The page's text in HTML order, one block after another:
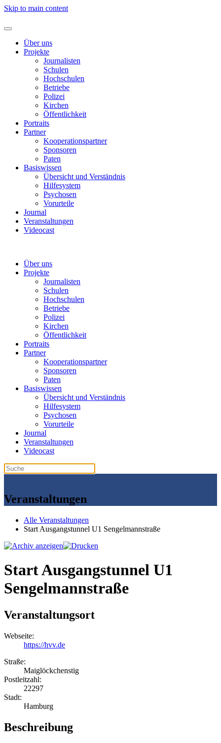
Skip to main content
Über uns
Projekte
Journalisten
Schulen
Hochschulen
Betriebe
Polizei
Kirchen
Öffentlichkeit
Portraits
Partner
Kooperationspartner
Sponsoren
Paten
Basiswissen
Übersicht und Verständnis
Hilfesystem
Psychosen
Vorurteile
Journal
Veranstaltungen
Videocast
Über uns
Projekte
Journalisten
Schulen
Hochschulen
Betriebe
Polizei
Kirchen
Öffentlichkeit
Portraits
Partner
Kooperationspartner
Sponsoren
Paten
Basiswissen
Übersicht und Verständnis
Hilfesystem
Psychosen
Vorurteile
Journal
Veranstaltungen
Videocast
Veranstaltungen
Alle Veranstaltungen
Start Ausgangstunnel U1 Sengelmannstraße
Start Ausgangstunnel U1
Sengelmannstraße
Veranstaltungsort
Webseite:
https://hvv.de
Straße:
Maiglöckchenstig
Postleitzahl:
22297
Stadt:
Hamburg
Beschreibung